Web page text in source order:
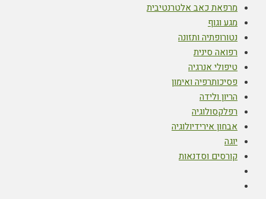
מרפאת כאב אלטרנטיבית
מגע וגוף
נטורופתיה ותזונה
רפואה סינית
טיפולי אנרגיה
פסיכותרפיה ואימון
הריון ולידה
רפלקסולוגיה
אבחון אירידיולוגיה
יוגה
קורסים וסדנאות